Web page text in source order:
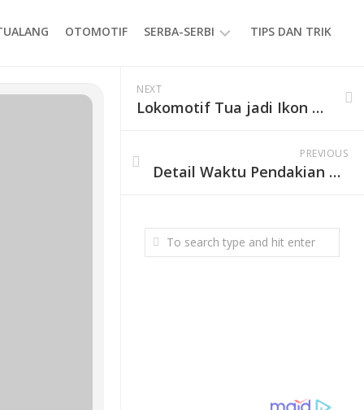
OTOMOTIF SERBA-SERBI
EVENT
GAYA
TIPS DAN TRIK
NEXT
Lokomotif Tua jadi Ikon Baru Stasiun Solo Balapan
PREVIOUS
Detail Waktu Pendakian Gunung Pesagi Lampung